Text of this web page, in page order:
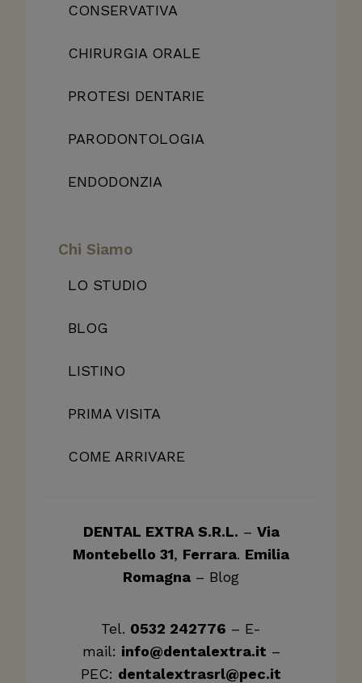
CONSERVATIVA
CHIRURGIA ORALE
PROTESI DENTARIE
PARODONTOLOGIA
ENDODONZIA
Chi Siamo
LO STUDIO
BLOG
LISTINO
PRIMA VISITA
COME ARRIVARE
DENTAL EXTRA S.R.L. – Via
Montebello 31, Ferrara. Emilia
Romagna – Blog
Tel. 0532 242776 – E-
mail: info@dentalextra.it –
PEC: dentalextrasrl@pec.it